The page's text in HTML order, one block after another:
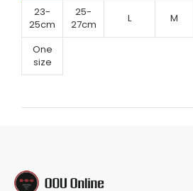
23-
25cm
25-
27cm
L M
One
size